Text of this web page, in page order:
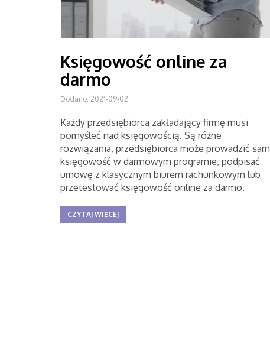
Księgowość online za
darmo
Dodano: 2021-09-02
Każdy przedsiębiorca zakładający firmę musi
pomyśleć nad księgowością. Są różne
rozwiązania, przedsiębiorca może prowadzić sam
księgowość w darmowym programie, podpisać
umowę z klasycznym biurem rachunkowym lub
przetestować księgowość online za darmo.
CZYTAJ WIĘCEJ